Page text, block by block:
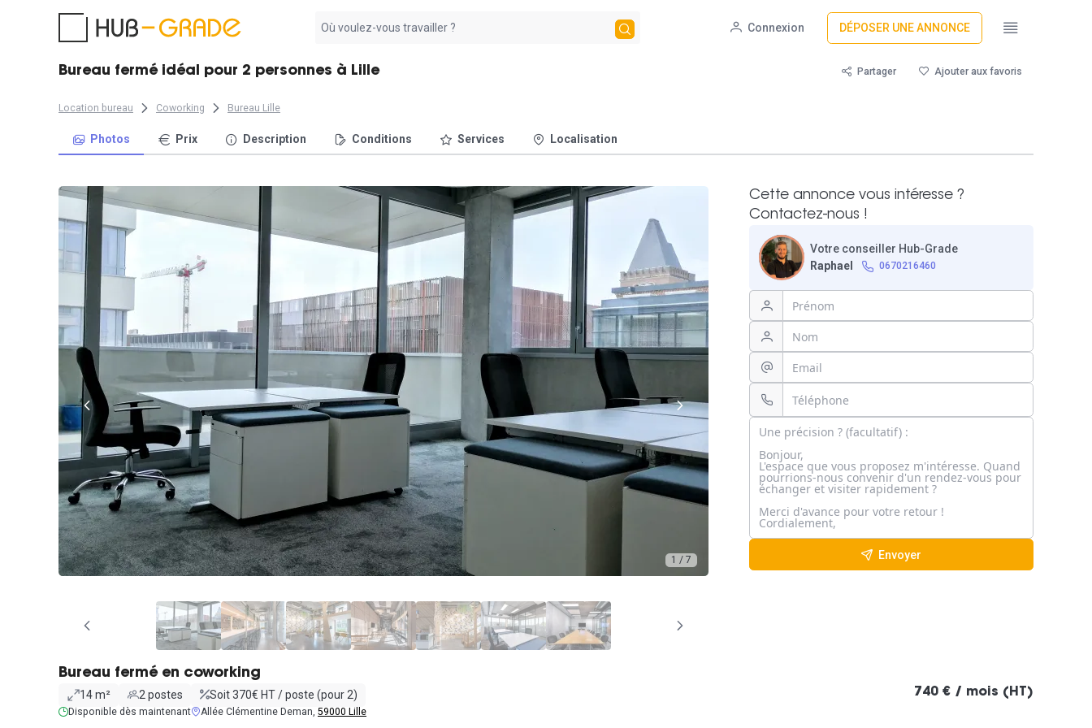
résultat
Connexion DÉPOSER UNE ANNONCE
Bureau fermé idéal pour 2 personnes à Lille Partager Ajouter aux favoris
Location bureau Coworking Bureau Lille
Photos Prix Description Conditions Services Localisation
1 / 7
Cette annonce vous intéresse ?
Contactez-nous !
Votre conseiller Hub-Grade
Raphael
0670216460
Envoyer
Bureau fermé en coworking
14 m² 2 postes Soit 370€ HT / poste (pour 2)
Disponible dès maintenant Allée Clémentine Deman, 59000 Lille
740 € / mois (HT)